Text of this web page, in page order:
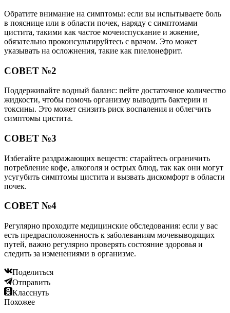
Обратите внимание на симптомы: если вы испытываете боль
в пояснице или в области почек, наряду с симптомами
цистита, такими как частое мочеиспускание и жжение,
обязательно проконсультируйтесь с врачом. Это может
указывать на осложнения, такие как пиелонефрит.
СОВЕТ №2
Поддерживайте водный баланс: пейте достаточное количество
жидкости, чтобы помочь организму выводить бактерии и
токсины. Это может снизить риск воспаления и облегчить
симптомы цистита.
СОВЕТ №3
Избегайте раздражающих веществ: старайтесь ограничить
потребление кофе, алкоголя и острых блюд, так как они могут
усугубить симптомы цистита и вызвать дискомфорт в области
почек.
СОВЕТ №4
Регулярно проходите медицинские обследования: если у вас
есть предрасположенность к заболеваниям мочевыводящих
путей, важно регулярно проверять состояние здоровья и
следить за изменениями в организме.
Поделиться
Отправить
Класснуть
Похожее